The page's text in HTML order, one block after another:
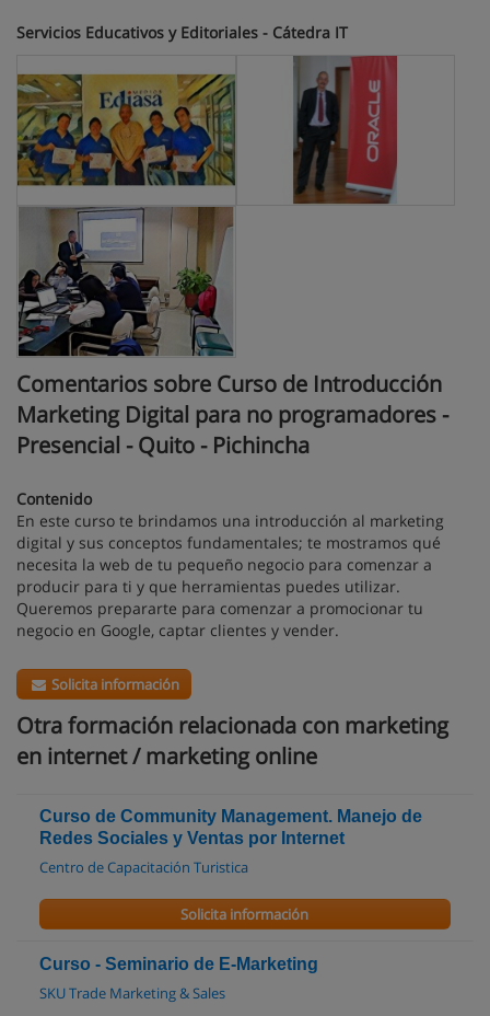
Servicios Educativos y Editoriales - Cátedra IT
Comentarios sobre Curso de Introducción
Marketing Digital para no programadores -
Presencial - Quito - Pichincha
Contenido
En este curso te brindamos una introducción al marketing
digital y sus conceptos fundamentales; te mostramos qué
necesita la web de tu pequeño negocio para comenzar a
producir para ti y que herramientas puedes utilizar.
Queremos prepararte para comenzar a promocionar tu
negocio en Google, captar clientes y vender.
Solicita información
Otra formación relacionada con marketing
en internet / marketing online
Curso de Community Management. Manejo de
Redes Sociales y Ventas por Internet
Centro de Capacitación Turistica
Solicita información
Curso - Seminario de E-Marketing
SKU Trade Marketing & Sales